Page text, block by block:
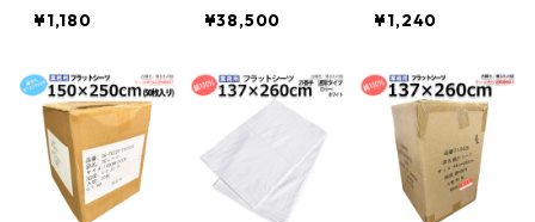
50cm シングル
便（ポスト投函
配送） 敷きシ
ーツ ホワイト
白 三露産業 ホ
テル 旅館 民宿
民泊／367237
¥1,180
0×250cm シン
きシーツ ホワ
イト 白 三露産
業 ホテル 旅館
民宿 民泊／362
662500
¥38,500
0% 150x250cm
メール便（ポス
ト投函配送）
ホワイト 白 三
露産業 病衣 部
屋着 ホテル 旅
館 民宿 民泊／3
¥1,240